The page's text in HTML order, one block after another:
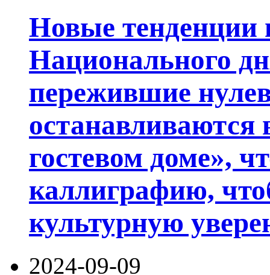
Новые тенденции
Национального
пережившие
останавливаются
гостевом доме»,
каллиграфию,
культурную
2024-09-09